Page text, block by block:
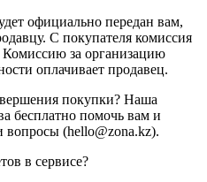
официально передан вам,
С покупателя комиссия
Комиссию за организацию
оплачивает продавец.
покупки? Наша
бесплатно помочь вам и
(hello@zona.kz).
в сервисе?